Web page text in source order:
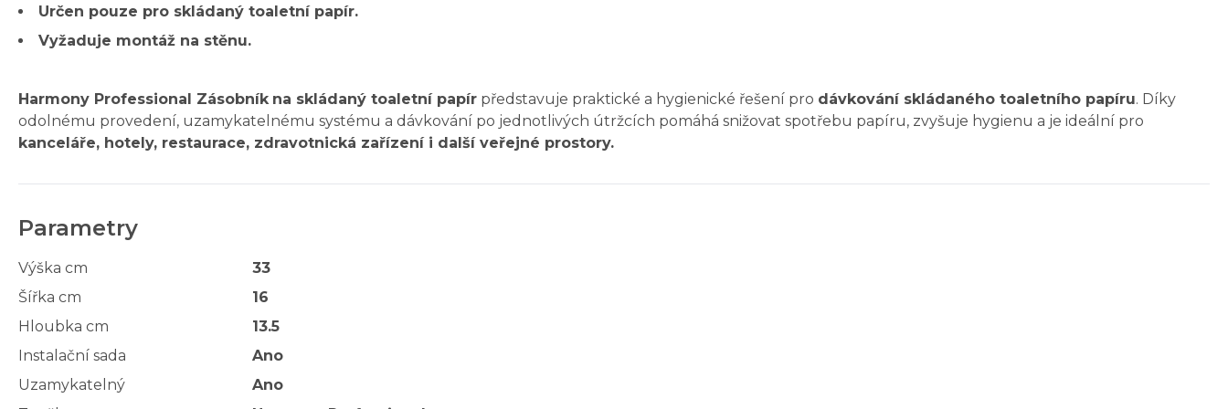
Určen pouze pro skládaný toaletní papír.
Vyžaduje montáž na stěnu.
Harmony Professional Zásobník na skládaný toaletní papír představuje praktické a hygienické řešení pro dávkování skládaného toaletního papíru. Díky
odolnému provedení, uzamykatelnému systému a dávkování po jednotlivých útržcích pomáhá snižovat spotřebu papíru, zvyšuje hygienu a je ideální pro
kanceláře, hotely, restaurace, zdravotnická zařízení i další veřejné prostory.
Parametry
Výška cm
33
Šířka cm
16
Hloubka cm
13.5
Instalační sada
Ano
Uzamykatelný
Ano